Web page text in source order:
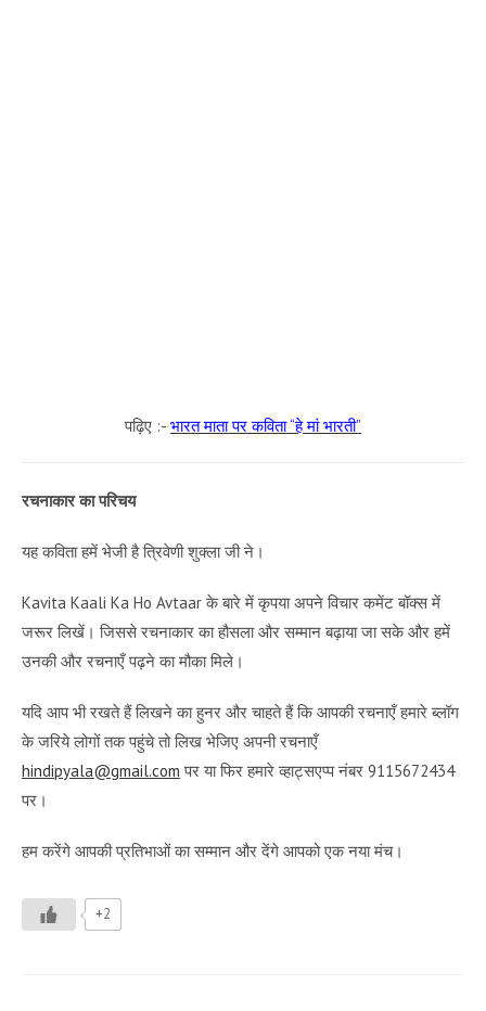
पढ़िए :- भारत माता पर कविता “हे मां भारती”
रचनाकार का परिचय
यह कविता हमें भेजी है त्रिवेणी शुक्ला जी ने।
Kavita Kaali Ka Ho Avtaar के बारे में कृपया अपने विचार कमेंट बॉक्स में
जरूर लिखें। जिससे रचनाकार का हौसला और सम्मान बढ़ाया जा सके और हमें
उनकी और रचनाएँ पढ़ने का मौका मिले।
यदि आप भी रखते हैं लिखने का हुनर और चाहते हैं कि आपकी रचनाएँ हमारे ब्लॉग
के जरिये लोगों तक पहुंचे तो लिख भेजिए अपनी रचनाएँ
hindipyala@gmail.com पर या फिर हमारे व्हाट्सएप्प नंबर 9115672434
पर।
हम करेंगे आपकी प्रतिभाओं का सम्मान और देंगे आपको एक नया मंच।
+2